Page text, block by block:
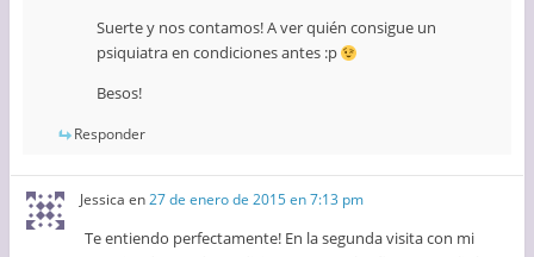
Suerte y nos contamos! A ver quién consigue un
psiquiatra en condiciones antes :p
Besos!
Responder
Jessica en27 de enero de 2015 en 7:13 pm
Te entiendo perfectamente! En la segunda visita con mi